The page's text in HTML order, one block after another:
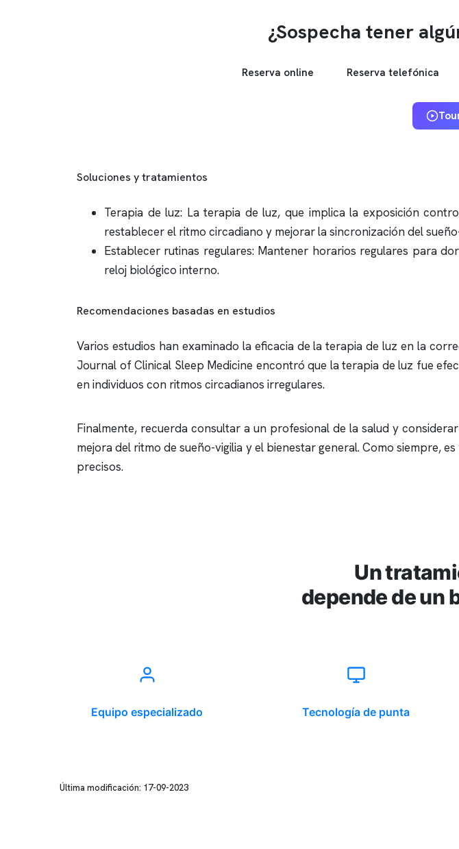
¿Sospecha tener
Reserva online Reserva telefónica
Soluciones y tratamientos
Terapia de luz: La terapia de luz, que implica la exposición
restablecer el ritmo circadiano y mejorar la sincronización del
Establecer rutinas regulares: Mantener horarios regulares para
reloj biológico interno.
Recomendaciones basadas en estudios
Varios estudios han examinado la eficacia de la terapia de luz en la
Journal of Clinical Sleep Medicine encontró que la terapia de luz fue
en individuos con ritmos circadianos irregulares.
Finalmente, recuerda consultar a un profesional de la salud y
mejora del ritmo de sueño-vigilia y el bienestar general. Como siempre,
precisos.
Un
depende de un
Equipo especializado Tecnología de punta
Última modificación: 17-09-2023